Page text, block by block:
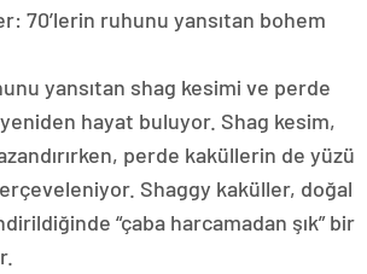
70’lerin ruhunu yansıtan bohem
yansıtan shag kesimi ve perde
hayat buluyor. Shag kesim,
perde kaküllerin de yüzü
Shaggy kaküller, doğal
“çaba harcamadan şık” bir